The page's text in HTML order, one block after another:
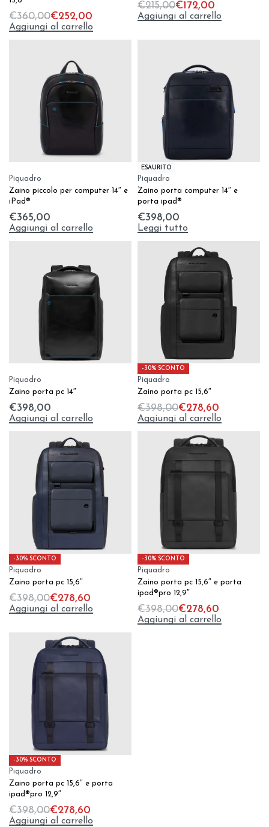
€360,00€252,00
Aggiungi al carrello
€215,00€172,00
Aggiungi al carrello
Piquadro
Zaino piccolo per computer 14″ e
iPad®
€365,00
Aggiungi al carrello
ESAURITO
Piquadro
Zaino porta computer 14″ e
porta ipad®
€398,00
Leggi tutto
Piquadro
Zaino porta pc 14″
€398,00
Aggiungi al carrello
-30% SCONTO
Piquadro
Zaino porta pc 15,6″
€398,00€278,60
Aggiungi al carrello
-30% SCONTO
Piquadro
Zaino porta pc 15,6″
€398,00€278,60
Aggiungi al carrello
-30% SCONTO
Piquadro
Zaino porta pc 15,6″ e porta
ipad®pro 12,9″
€398,00€278,60
Aggiungi al carrello
-30% SCONTO
Piquadro
Zaino porta pc 15,6″ e porta
ipad®pro 12,9″
€398,00€278,60
Aggiungi al carrello